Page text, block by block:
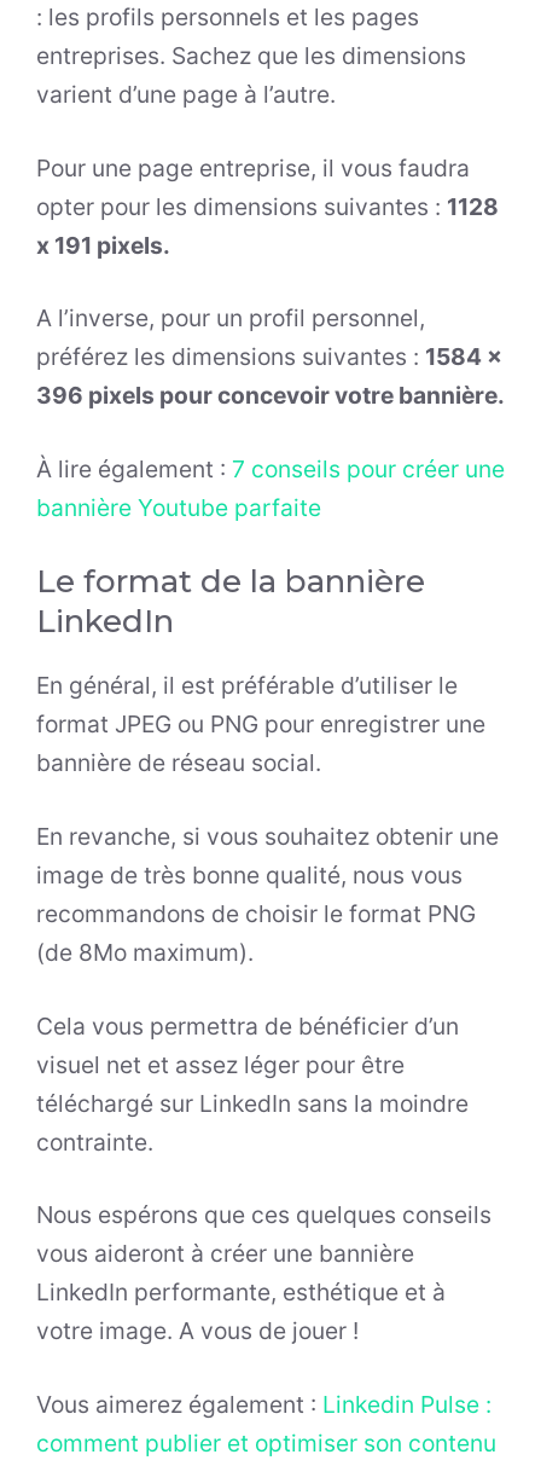
: les profils personnels et les pages
entreprises. Sachez que les dimensions
varient d’une page à l’autre.
Pour une page entreprise, il vous faudra
opter pour les dimensions suivantes : 1128
x 191 pixels.
A l’inverse, pour un profil personnel,
préférez les dimensions suivantes : 1584 x
396 pixels pour concevoir votre bannière.
À lire également : 7 conseils pour créer une
bannière Youtube parfaite
Le format de la bannière
LinkedIn
En général, il est préférable d’utiliser le
format JPEG ou PNG pour enregistrer une
bannière de réseau social.
En revanche, si vous souhaitez obtenir une
image de très bonne qualité, nous vous
recommandons de choisir le format PNG
(de 8Mo maximum).
Cela vous permettra de bénéficier d’un
visuel net et assez léger pour être
téléchargé sur LinkedIn sans la moindre
contrainte.
Nous espérons que ces quelques conseils
vous aideront à créer une bannière
LinkedIn performante, esthétique et à
votre image. A vous de jouer !
Vous aimerez également : Linkedin Pulse :
comment publier et optimiser son contenu